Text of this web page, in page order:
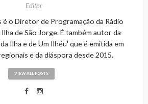
Editor
é o Diretor de Programação da Rádio
de São Jorge. É também autor da
Ilha e de Um Ilhéu' que é emitida em
e da diáspora desde 2015.
VIEW ALL POSTS